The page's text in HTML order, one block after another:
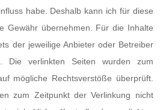
habe. Deshalb kann ich für diese
Gewähr übernehmen. Für die Inhalte
der jeweilige Anbieter oder Betreiber
Die verlinkten Seiten wurden zum
mögliche Rechtsverstöße überprüft.
zum Zeitpunkt der Verlinkung nicht